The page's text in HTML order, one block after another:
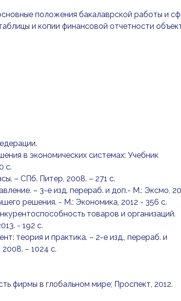
положения бакалаврской работы и
и копии финансовой отчетности
в экономических системах: Учебник
с.
– СПб. Питер, 2008. – 271 с.
– 3-е изд. перераб. и доп.- М.: Эксмо,
решения. - М.: Экономика, 2012 - 356 c.
товаров и организаций.
- 192 c.
теория и практика. – 2-е изд., перераб. и
– 1024 с.
фирмы в глобальном мире; Проспект, 2012.